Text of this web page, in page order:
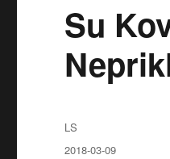
Su
Autorius
LS
Paskelbta
2018-03-09